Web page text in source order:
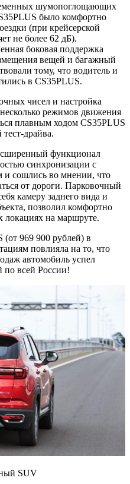
шумопоглощающих
было комфортно
(при крейсерской
не более 62 дБ).
боковая поддержка
вещей и багажный
тому, что водитель и
в CS35PLUS.
чисел и настройка
режимов движения
плавным ходом CS35PLUS
драйва.
функционал
синхронизации с
сошлись во мнении, что
от дороги. Парковочный
камеру заднего вида и
позволил комфортно
локациях на маршруте.
(от 969 900 рублей) в
повлияла на то, что
автомобиль успел
по всей России!
SUV